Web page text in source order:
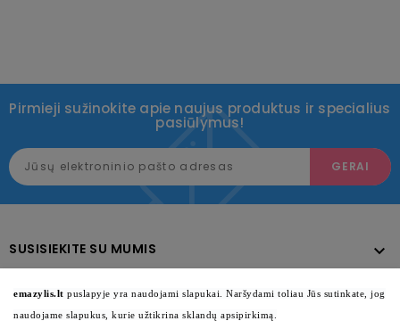
Pirmieji sužinokite apie naujus produktus ir specialius
pasiūlymus!
SUSISIEKITE SU MUMIS 

emazylis.lt puslapyje yra naudojami slapukai. Naršydami toliau Jūs sutinkate, jog
naudojame slapukus, kurie užtikrina sklandų apsipirkimą.